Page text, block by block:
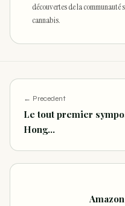
découvertes de la
cannabis.
← Precedent
Le tout premier
Hong…